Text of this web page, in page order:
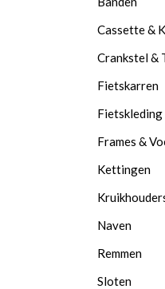
Cassette &
Crankstel &
Fietskarren
Fietskleding
Frames &
Kettingen
Naven
Remmen
Sloten